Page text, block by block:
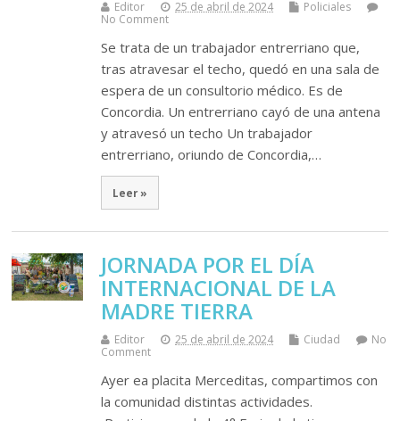
Editor 25 de abril de 2024
Policiales
No Comment
Se trata de un trabajador entrerriano que,
tras atravesar el techo, quedó en una sala de
espera de un consultorio médico. Es de
Concordia. Un entrerriano cayó de una antena
y atravesó un techo Un trabajador
entrerriano, oriundo de Concordia,…
Leer »
JORNADA POR EL DÍA
INTERNACIONAL DE LA
MADRE TIERRA
Editor 25 de abril de 2024 Ciudad
No
Comment
Ayer ea placita Merceditas, compartimos con
la comunidad distintas actividades.